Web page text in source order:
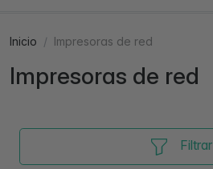
Inicio Impresoras de red
Impresoras de red
Filtrar